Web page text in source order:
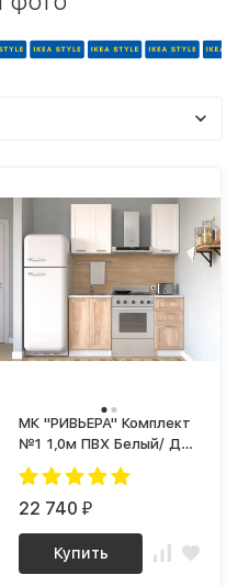
МК "РИВЬЕРА" Комплект
№1 1,0м ПВХ Белый/ Дуб
Сонома/ корпус
Супербелый (1181 Ш)
22 740₽
Купить